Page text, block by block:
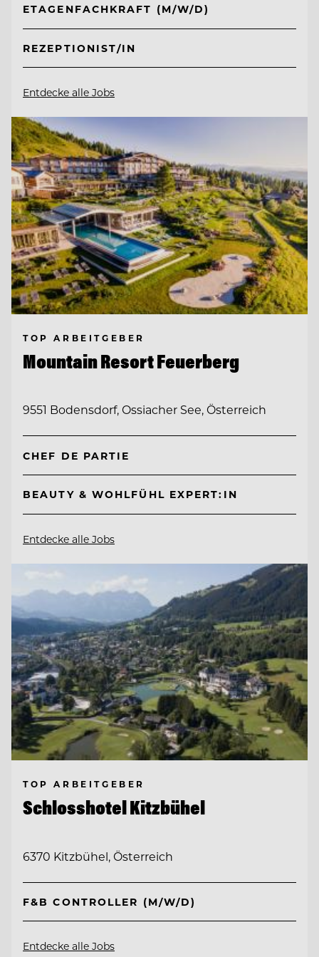
ETAGENFACHKRAFT (M/W/D)
REZEPTIONIST/IN
Entdecke alle Jobs
TOP ARBEITGEBER
Mountain Resort Feuerberg
9551 Bodensdorf, Ossiacher See, Österreich
CHEF DE PARTIE
BEAUTY & WOHLFÜHL EXPERT:IN
Entdecke alle Jobs
TOP ARBEITGEBER
Schlosshotel Kitzbühel
6370 Kitzbühel, Österreich
F&B CONTROLLER (M/W/D)
Entdecke alle Jobs